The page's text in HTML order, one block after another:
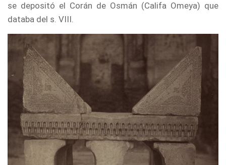
se depositó el Corán de Osmán (Califa Omeya) que
databa del s. VIII.